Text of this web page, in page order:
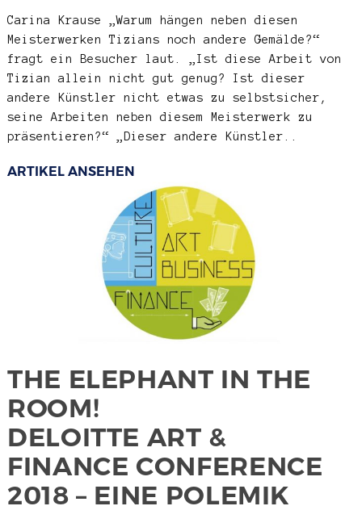
Carina Krause
„Warum hängen neben diesen
Meisterwerken Tizians noch andere Gemälde?“
fragt ein Besucher laut. „Ist diese Arbeit von
Tizian allein nicht gut genug? Ist dieser
andere Künstler nicht etwas zu selbstsicher,
seine Arbeiten neben diesem Meisterwerk zu
präsentieren?“ „Dieser andere Künstler..
ARTIKEL ANSEHEN
THE ELEPHANT IN THE
ROOM!
DELOITTE ART &
FINANCE CONFERENCE
2018 – EINE POLEMIK